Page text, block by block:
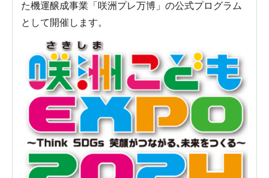
た機運醸成事業「咲洲プレ万博」の公式プログラム
として開催します。